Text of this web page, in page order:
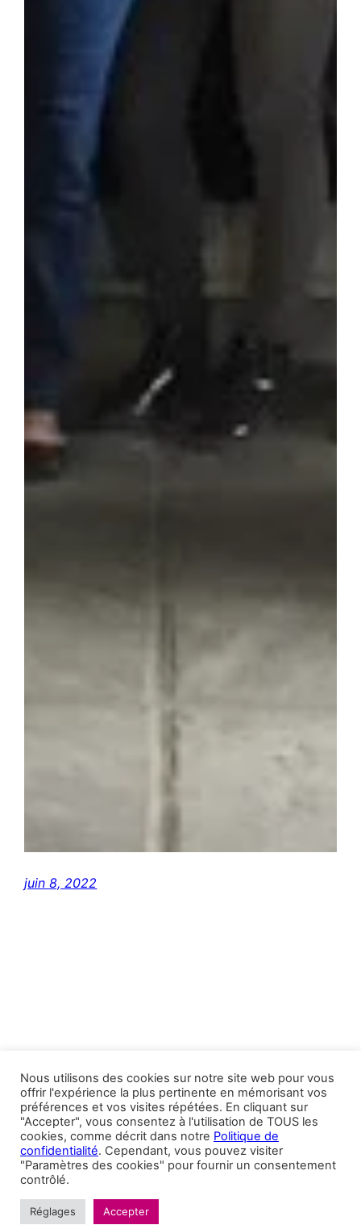
juin 8, 2022
Andalucia Aficion Voyages
Fièrement propulsé parWordPress
Nous utilisons des cookies sur notre site web pour vous
offrir l'expérience la plus pertinente en mémorisant vos
préférences et vos visites répétées. En cliquant sur
"Accepter", vous consentez à l'utilisation de TOUS les
cookies, comme décrit dans notre Politique de
confidentialité. Cependant, vous pouvez visiter
"Paramètres des cookies" pour fournir un consentement
contrôlé.
Réglages Accepter